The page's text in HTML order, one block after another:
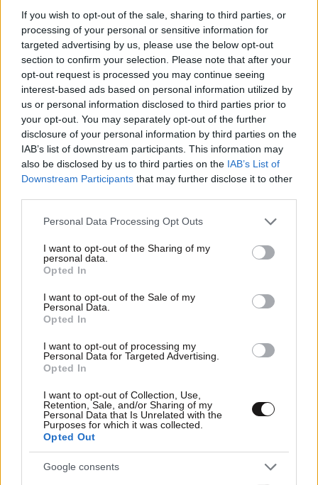
If you wish to opt-out of the sale, sharing to third parties, or
processing of your personal or sensitive information for
targeted advertising by us, please use the below opt-out
section to confirm your selection. Please note that after your
opt-out request is processed you may continue seeing
interest-based ads based on personal information utilized by
us or personal information disclosed to third parties prior to
your opt-out. You may separately opt-out of the further
disclosure of your personal information by third parties on the
IAB’s list of downstream participants. This information may
also be disclosed by us to third parties on the IAB’s List of
Downstream Participants that may further disclose it to other
Please note that this website/app uses one or more Google
not limited to your visit or usage behaviour. You may click to
grant or deny consent to Google and its third-party tags to
use your data for below specified purposes in below Google
consent section.
Personal Data Processing Opt Outs
I want to opt-out of the Sharing of my
personal data.
Opted In
I want to opt-out of the Sale of my
Personal Data.
Opted In
I want to opt-out of processing my
Personal Data for Targeted Advertising.
Opted In
I want to opt-out of Collection, Use,
Retention, Sale, and/or Sharing of my
Personal Data that Is Unrelated with the
Purposes for which it was collected.
Opted Out
Google consents
LIFESTYLE08·08·2026 19:12
ευτυχίας δεδομένη»
09·08·2026 09:30